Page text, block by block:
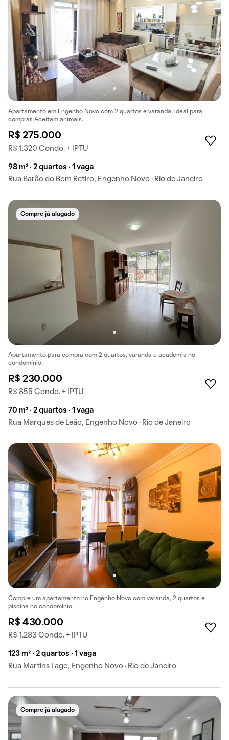
Apartamento em Engenho Novo com 2 quartos e varanda, ideal para
comprar. Aceitam animais.
R$ 275.000
R$ 1.320 Condo. + IPTU
98 m² · 2 quartos · 1 vaga
Rua Barão do Bom Retiro, Engenho Novo · Rio de Janeiro
Compre já alugado
Apartamento para compra com 2 quartos, varanda e academia no
condomínio.
R$ 230.000
R$ 855 Condo. + IPTU
70 m² · 2 quartos · 1 vaga
Rua Marques de Leão, Engenho Novo · Rio de Janeiro
Compre um apartamento no Engenho Novo com varanda, 2 quartos e
piscina no condomínio.
R$ 430.000
R$ 1.283 Condo. + IPTU
123 m² · 2 quartos · 1 vaga
Rua Martins Lage, Engenho Novo · Rio de Janeiro
Compre já alugado